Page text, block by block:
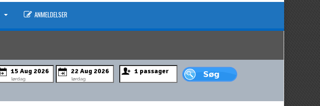
ANMELDELSER
lørdag lørdag